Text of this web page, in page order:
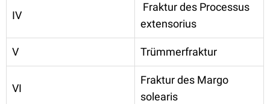
IV
Fraktur des Processus
extensorius
V Trümmerfraktur
VI
Fraktur des Margo
solearis